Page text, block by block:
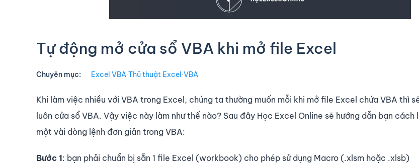
Tự động mở cửa sổ VBA khi mở file Excel
Chuyên mục: Excel VBA∙Thủ thuật Excel ∙VBA
Khi làm việc nhiều với VBA trong Excel, chúng ta thường muốn mỗi khi mở file Excel chứa VBA thì
luôn cửa sổ VBA. Vậy việc này làm như thế nào? Sau đây Học Excel Online sẽ hướng dẫn bạn cách
một vài dòng lệnh đơn giản trong VBA:
Bước 1: bạn phải chuẩn bị sẵn 1 file Excel (workbook) cho phép sử dụng Macro (.xlsm hoặc .xlsb)